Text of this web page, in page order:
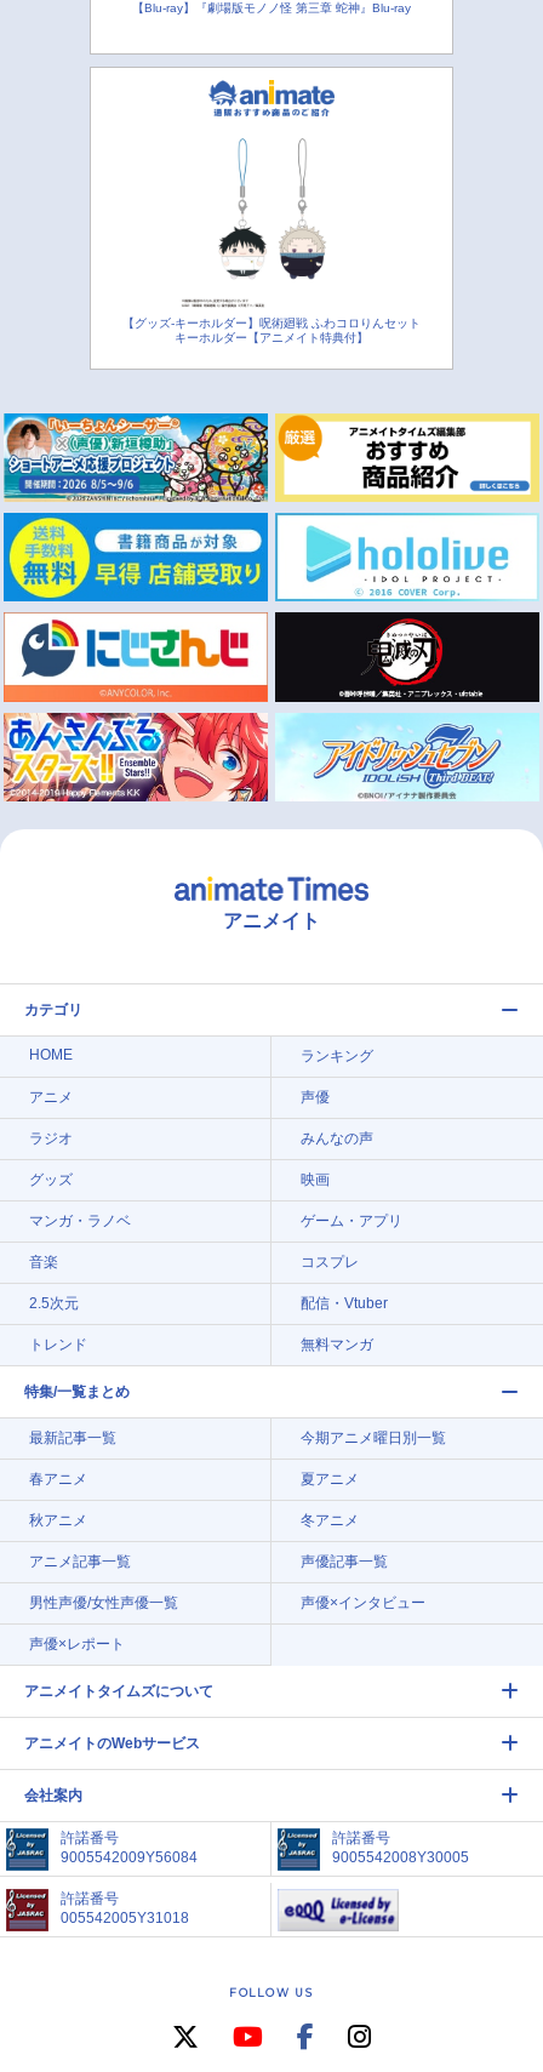
【Blu-ray】『劇場版モノノ怪 第三章 蛇神』Blu-ray
【グッズ-キーホルダー】呪術廻戦 ふわコロりんセット
キーホルダー【アニメイト特典付】
アニメイト
カテゴリ
HOME ランキング
アニメ 声優
ラジオ みんなの声
グッズ 映画
マンガ・ラノベ ゲーム・アプリ
音楽 コスプレ
2.5次元 配信・Vtuber
トレンド 無料マンガ
特集/一覧まとめ
最新記事一覧 今期アニメ曜日別一覧
春アニメ 夏アニメ
秋アニメ 冬アニメ
アニメ記事一覧 声優記事一覧
男性声優/女性声優一覧 声優×インタビュー
声優×レポート
アニメイトタイムズについて
アニメイトのWebサービス
会社案内
許諾番号
9005542009Y56084
許諾番号
9005542008Y30005
許諾番号
005542005Y31018
FOLLOW US